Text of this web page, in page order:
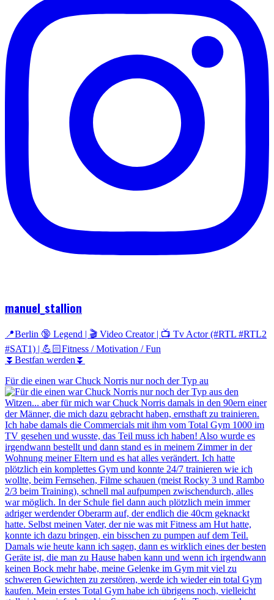
manuel_stallion
📍Berlin 🔞 Legend | 🎬 Video Creator | 📺 Tv Actor (#RTL #RTL2
#SAT1) | 💪🏻Fitness / Motivation / Fun
⏬Bestfan werden⏬
Für die einen war Chuck Norris nur noch der Typ au